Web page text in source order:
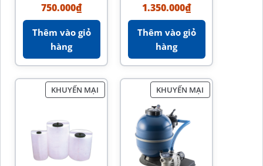
750.000₫
Thêm vào giỏ
hàng
1.350.000₫
Thêm vào giỏ
hàng
KHUYẾN MẠI KHUYẾN MẠI